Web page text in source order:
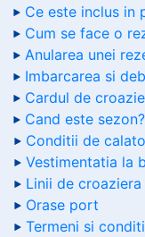
Ce este inclus in
Cum se face o
Anularea unei
Imbarcarea si
Cardul de
Cand este sezon?
Conditii de
Vestimentatia la
Linii de croaziera
Orase port
Termeni si